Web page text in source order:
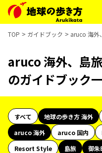
TOP ガイドブック aruco 海外
aruco 海外、島
のガイドブック
すべて 地球の歩き方 海外
aruco 海外
aruco 国内
Resort Style
島旅 御朱